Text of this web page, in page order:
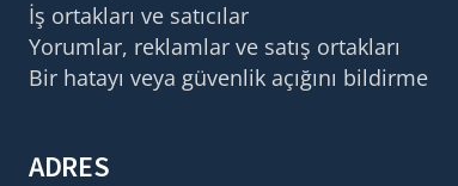
İş ortakları ve satıcılar
Yorumlar, reklamlar ve satış ortakları
Bir hatayı veya güvenlik açığını bildirme
ADRES